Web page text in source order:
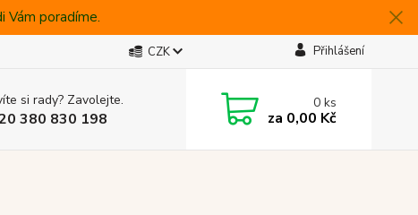
Vám poradíme.
CZK Přihlášení
si rady? Zavolejte.
380 830 198
0ks
za 0,00 Kč